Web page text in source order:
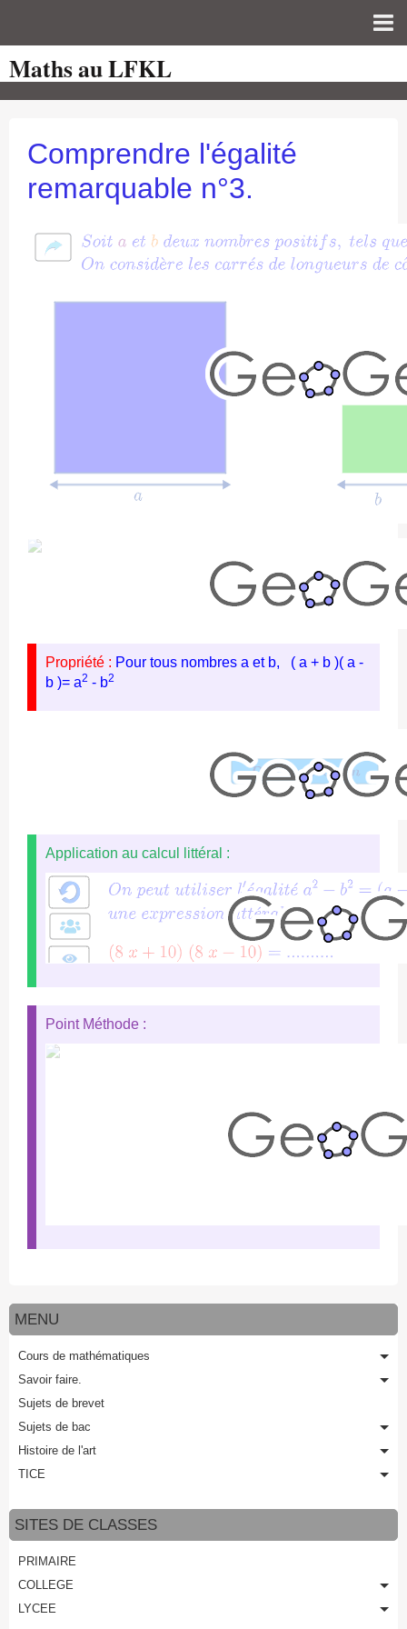
Page d'accueil
Pour les Profs
auto-évaluations
TICE
Sujets de bac
Maths au LFKL
Comprendre l'égalité
remarquable n°3.
Propriété : Pour tous nombres a et b, ( a + b )( a -
b )= a2 - b2
Application au calcul littéral :
Point Méthode :
MENU
Cours de mathématiques
Savoir faire.
Sujets de brevet
Sujets de bac
Histoire de l'art
TICE
SITES DE CLASSES
PRIMAIRE
COLLEGE
LYCEE